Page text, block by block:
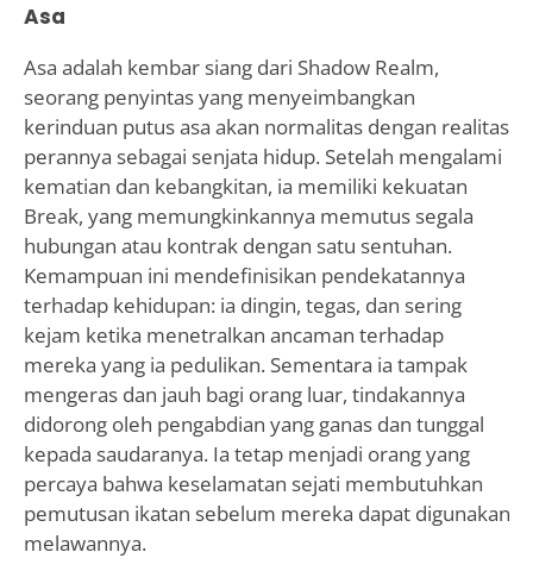
Asa
Asa adalah kembar siang dari Shadow Realm,
seorang penyintas yang menyeimbangkan
kerinduan putus asa akan normalitas dengan realitas
perannya sebagai senjata hidup. Setelah mengalami
kematian dan kebangkitan, ia memiliki kekuatan
Break, yang memungkinkannya memutus segala
hubungan atau kontrak dengan satu sentuhan.
Kemampuan ini mendefinisikan pendekatannya
terhadap kehidupan: ia dingin, tegas, dan sering
kejam ketika menetralkan ancaman terhadap
mereka yang ia pedulikan. Sementara ia tampak
mengeras dan jauh bagi orang luar, tindakannya
didorong oleh pengabdian yang ganas dan tunggal
kepada saudaranya. Ia tetap menjadi orang yang
percaya bahwa keselamatan sejati membutuhkan
pemutusan ikatan sebelum mereka dapat digunakan
melawannya.